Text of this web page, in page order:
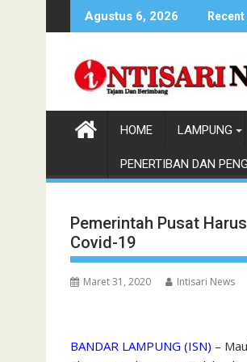
to
Agustus 6, 2026
HOME LAMPUNG
PENERTIBAN DAN
Pemerintah Pusat
Covid-19
Maret 31, 2020 Intisari News
BANDAR LAMPUNG (ISN) –